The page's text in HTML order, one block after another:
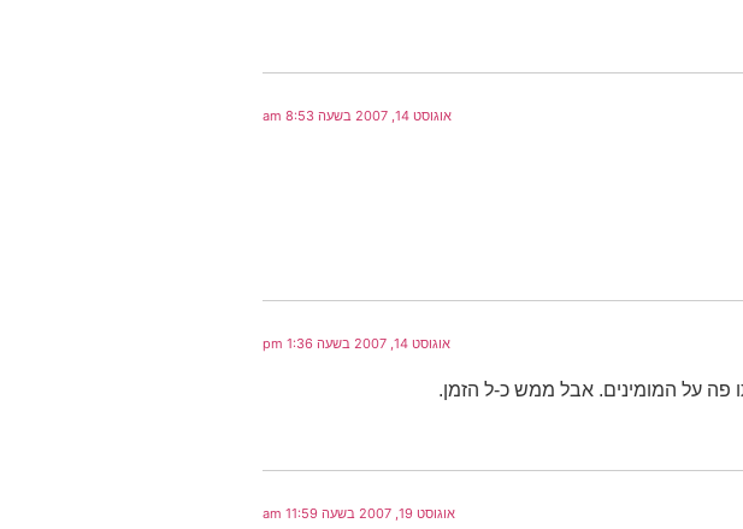
אוגוסט 14, 2007 בשעה 8:53 am
אוגוסט 14, 2007 בשעה 1:36 pm
פה על המומינים. אבל ממש כ-ל הזמן.
אוגוסט 19, 2007 בשעה 11:59 am